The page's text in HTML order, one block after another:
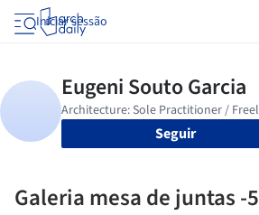
Iniciar sessão
Seguir
Galeria mesa de juntas -5